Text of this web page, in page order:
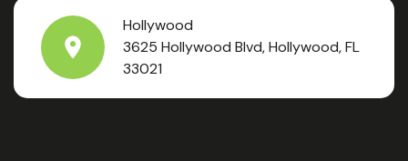
Hollywood
3625 Hollywood Blvd, Hollywood, FL
33021